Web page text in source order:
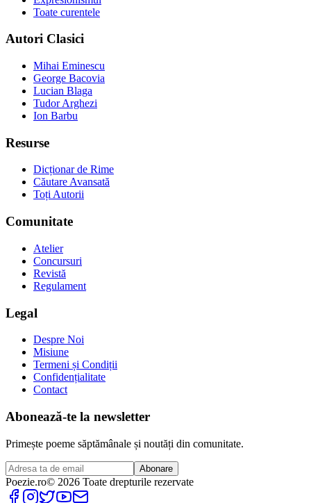
Toate curentele
Autori Clasici
Mihai Eminescu
George Bacovia
Lucian Blaga
Tudor Arghezi
Ion Barbu
Resurse
Dicționar de Rime
Căutare Avansată
Toți Autorii
Comunitate
Atelier
Concursuri
Revistă
Regulament
Legal
Despre Noi
Misiune
Termeni și Condiții
Confidențialitate
Contact
Abonează-te la newsletter
Primește poeme săptămânale și noutăți din comunitate.
Abonare
Poezie.ro© 2026 Toate drepturile rezervate